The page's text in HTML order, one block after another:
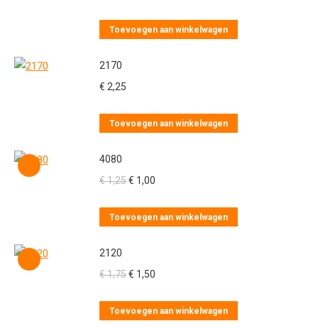
Toevoegen aan winkelwagen
2170
€ 2,25
Toevoegen aan winkelwagen
4080
€1,25Oorspronkelijke
was:
€ 1,00
is:
Toevoegen aan winkelwagen
2120
€1,75Oorspronkelijke
was:
€ 1,50
is:
Toevoegen aan winkelwagen